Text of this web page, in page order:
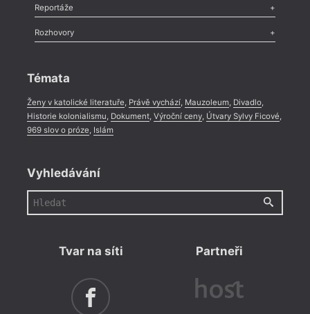
Recenze
Méně slov o próze,Celá rubrika
Reportáže
Literární zítřky
Celá rubrika
Rozhovory
Témata
Ženy v katolické literatuře Právě vychází, Mauzoleum, Divadlo,
Historie kolonialismu Dokument, Výroční ceny, Útvary Sylvy Ficové
969 slov o próze Islám
Vyhledávání
Tvar na síti Partneři